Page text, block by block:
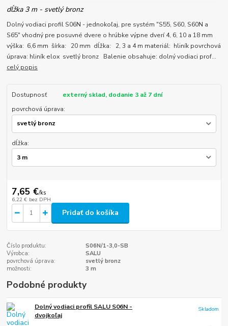
dĺžka 3 m - svetlý bronz
Dolný vodiaci profil S06N - jednokoľaj, pre systém "S55, S60, S60N a
S65" vhodný pre posuvné dvere o hrúbke výpne dverí 4, 6, 10 a 18 mm
výška: 6,6 mm šírka: 20 mm dĺžka: 2, 3 a 4 m materiál: hliník povrchová
úprava: hliník elox svetlý bronz Balenie obsahuje: dolný vodiaci prof...
celý popis
Dostupnosť
externý sklad, dodanie 3 až 7 dní
povrchová úprava:
dĺžka:
7,65 €/ks
6,22 € bez DPH
Pridať do košíka
Číslo produktu:
S06N/1-3,0-SB
Výrobca:
SALU
povrchová úprava:
svetlý bronz
možnosti:
3 m
Podobné produkty
Dolný vodiaci profil SALU S06N -
dvojkoľaj
Skladom